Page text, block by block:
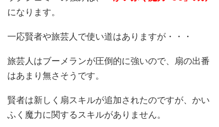
になります。
一応賢者や旅芸人で使い道はありますが・・・
旅芸人はブーメランが圧倒的に強いので、扇の出番
はあまり無さそうです。
賢者は新しく扇スキルが追加されたのですが、かい
ふく魔力に関するスキルがありません。